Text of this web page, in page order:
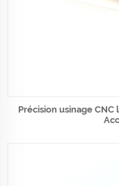
Précision usinage